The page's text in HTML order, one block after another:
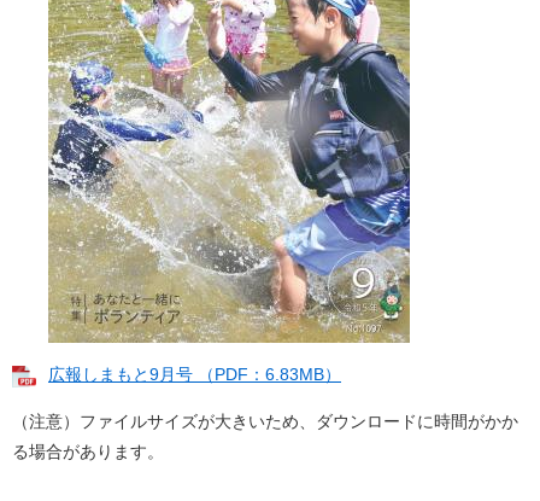
広報しまもと9月号 （PDF：6.83MB）
（注意）ファイルサイズが大きいため、ダウンロードに時間がかか
る場合があります。